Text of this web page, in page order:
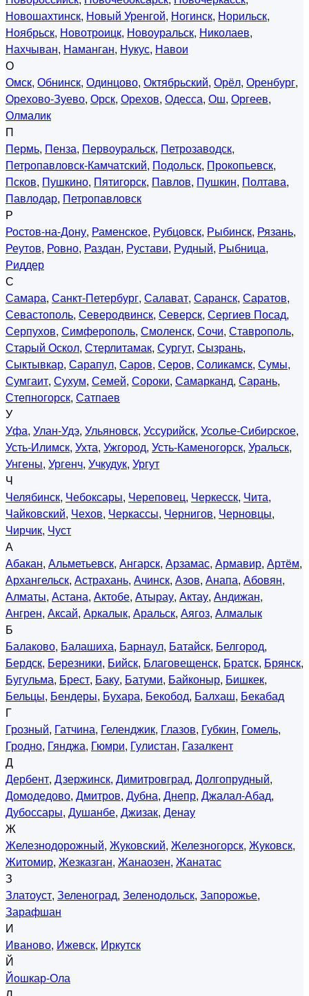
Новошахтинск, Новый Уренгой, Ногинск, Норильск,
Ноябрьск, Новотроицк, Новоуральск, Николаев,
Нахчыван, Наманган, Нукус, Навои
О
Омск, Обнинск, Одинцово, Октябрьский, Орёл, Оренбург,
Орехово-Зуево, Орск, Орехов, Одесса, Ош, Оргеев,
Олмалик
П
Пермь, Пенза, Первоуральск, Петрозаводск,
Петропавловск-Камчатский, Подольск, Прокопьевск,
Псков, Пушкино, Пятигорск, Павлов, Пушкин, Полтава,
Павлодар, Петропавловск
Р
Ростов-на-Дону, Раменское, Рубцовск, Рыбинск, Рязань,
Реутов, Ровно, Раздан, Рустави, Рудный, Рыбница,
Риддер
С
Самара, Санкт-Петербург, Салават, Саранск, Саратов,
Севастополь, Северодвинск, Северск, Сергиев Посад,
Серпухов, Симферополь, Смоленск, Сочи, Ставрополь,
Старый Оскол, Стерлитамак, Сургут, Сызрань,
Сыктывкар, Сарапул, Саров, Серов, Соликамск, Сумы,
Сумгаит, Сухум, Семей, Сороки, Самарканд, Сарань,
Степногорск, Сатпаев
У
Уфа, Улан-Удэ, Ульяновск, Уссурийск, Усолье-Сибирское,
Усть-Илимск, Ухта, Ужгород, Усть-Каменогорск, Уральск,
Унгены, Ургенч, Учкудук, Ургут
Ч
Челябинск, Чебоксары, Череповец, Черкесск, Чита,
Чайковский, Чехов, Черкассы, Чернигов, Черновцы,
Чирчик, Чуст
А
Абакан, Альметьевск, Ангарск, Арзамас, Армавир, Артём,
Архангельск, Астрахань, Ачинск, Азов, Анапа, Абовян,
Алматы, Астана, Актобе, Атырау, Актау, Андижан,
Ангрен, Аксай, Аркалык, Аральск, Аягоз, Алмалык
Б
Балаково, Балашиха, Барнаул, Батайск, Белгород,
Бердск, Березники, Бийск, Благовещенск, Братск, Брянск,
Бугульма, Брест, Баку, Батуми, Байконыр, Бишкек,
Бельцы, Бендеры, Бухара, Бекобод, Балхаш, Бекабад
Г
Грозный, Гатчина, Геленджик, Глазов, Губкин, Гомель,
Гродно, Гянджа, Гюмри, Гулистан, Газалкент
Д
Дербент, Дзержинск, Димитровград, Долгопрудный,
Домодедово, Дмитров, Дубна, Днепр, Джалал-Абад,
Дубоссары, Душанбе, Джизак, Денау
Ж
Железнодорожный, Жуковский, Железногорск, Жуковск,
Житомир, Жезказган, Жанаозен, Жанатас
З
Златоуст, Зеленоград, Зеленодольск, Запорожье,
Зарафшан
И
Иваново, Ижевск, Иркутск
Й
Йошкар-Ола